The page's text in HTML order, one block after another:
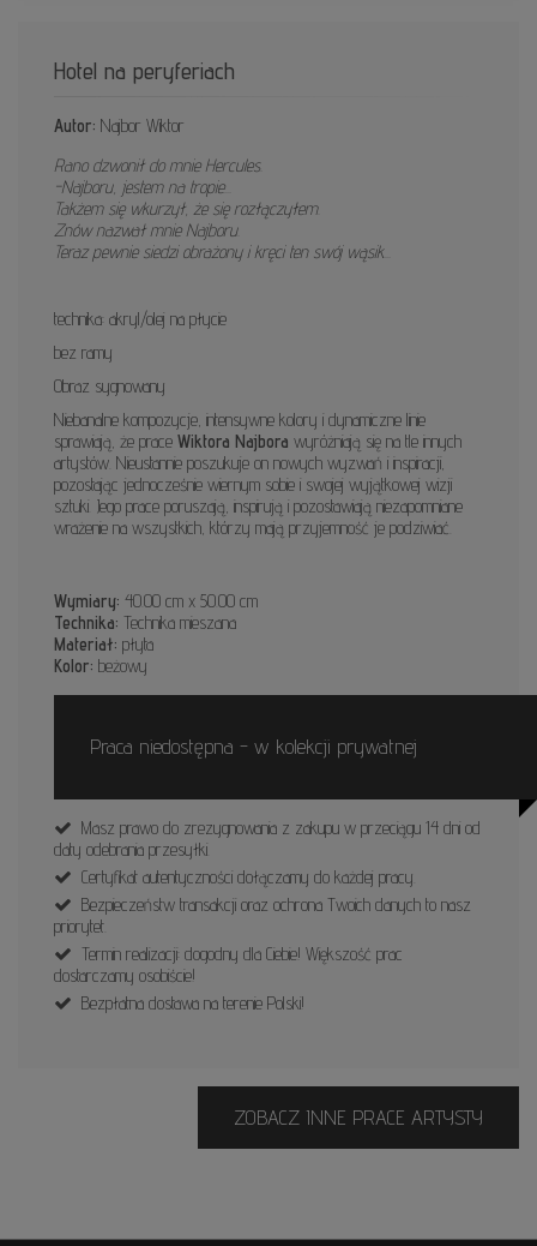
Hotel na peryferiach
Autor: Najbor Wiktor
Rano dzwonił do mnie Hercules.
-Najboru, jestem na tropie...
Takżem się wkurzył, że się rozłączyłem.
Znów nazwał mnie Najboru.
Teraz pewnie siedzi obrażony i kręci ten swój wąsik...
technika: akryl/olej na płycie
bez ramy
Obraz sygnowany
Niebanalne kompozycje, intensywne kolory i dynamiczne linie
sprawiają, że prace Wiktora Najbora wyróżniają się na tle innych
artystów. Nieustannie poszukuje on nowych wyzwań i inspiracji,
pozostając jednocześnie wiernym sobie i swojej wyjątkowej wizji
sztuki. Jego prace poruszają, inspirują i pozostawiają niezapomniane
wrażenie na wszystkich, którzy mają przyjemność je podziwiać.
Wymiary: 40.00 cm x 50.00 cm
Technika: Technika mieszana
Materiał: płyta
Kolor: beżowy
Praca niedostępna - w kolekcji prywatnej
Masz prawo do zrezygnowania z zakupu w przeciągu 14 dni od
daty odebrania przesyłki.
Certyfikat autentyczności dołączamy do każdej pracy.
Bezpieczeństw transakcji oraz ochrona Twoich danych to nasz
priorytet.
Termin realizacji: dogodny dla Ciebie! Większość prac
dostarczamy osobiście!
Bezpłatna dostawa na terenie Polski!
ZOBACZ INNE PRACE ARTYSTY